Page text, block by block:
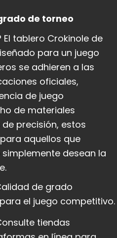
de torneo
tablero Crokinole de
para un juego
se adhieren a las
oficiales,
de juego
de materiales
precisión, estos
aquellos que
desean la
de grado
el juego competitivo.
tiendas